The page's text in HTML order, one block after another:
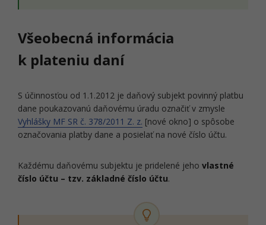
Všeobecná informácia
k plateniu daní
S účinnosťou od 1.1.2012 je daňový subjekt povinný platbu
dane poukazovanú daňovému úradu označiť v zmysle
Vyhlášky MF SR č. 378/2011 Z. z. [nové okno] o spôsobe
označovania platby dane a posielať na nové číslo účtu.
Každému daňovému subjektu je pridelené jeho vlastné
číslo účtu – tzv. základné číslo účtu.